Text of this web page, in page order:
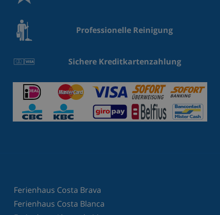
Professionelle Reinigung
Sichere Kreditkartenzahlung
Ferienhaus Costa Brava
Ferienhaus Costa Blanca